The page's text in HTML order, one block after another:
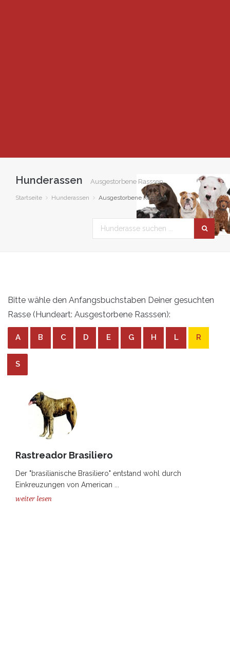
Hunderassen Ausgestorbene Rasssen
Startseite Hunderassen Ausgestorbene Rasssen
Bitte wähle den Anfangsbuchstaben Deiner gesuchten
Rasse (Hundeart: Ausgestorbene Rasssen):
A B C D E G H L R
S
Rastreador Brasiliero
Der "brasilianische Brasiliero" entstand wohl durch
Einkreuzungen von American ...
weiter lesen